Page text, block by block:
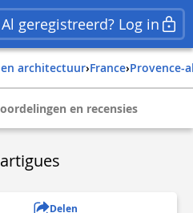
Al geregistreerd? Log in
en architectuur› france›
en recensies
Delen